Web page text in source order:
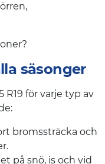
säsonger
R19 för varje typ av
bromssträcka och
på snö, is och vid